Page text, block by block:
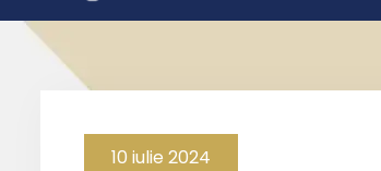
10 iulie 2024